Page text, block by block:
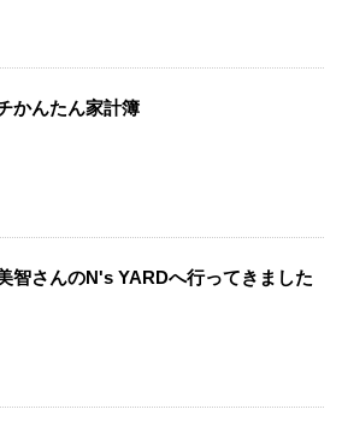
かんたん家計簿
智さんのN's YARDへ行ってきました